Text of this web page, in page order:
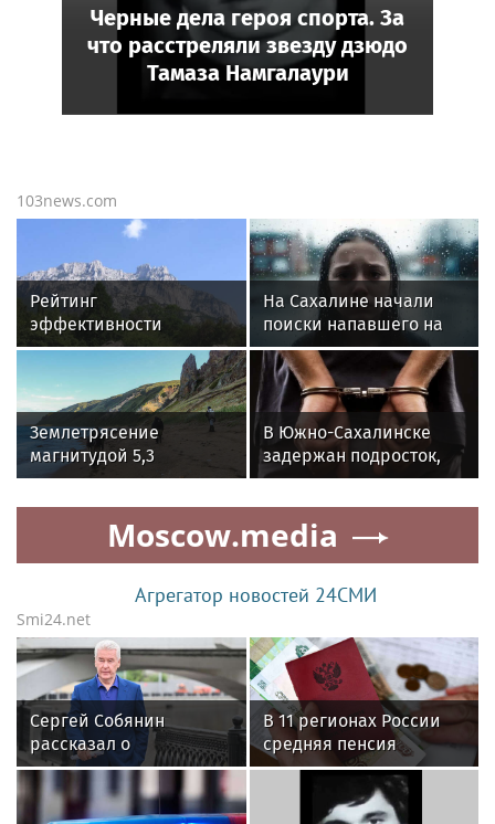
103news.com
Рейтинг
эффективности
сенаторов Совета
Федерации РФ. Итоги
весенней сессии-2026
На Сахалине начали
поиски напавшего на
школьницу
Землетрясение
магнитудой 5,3
произошло у Северных
Курил
В Южно-Сахалинске
задержан подросток,
который напал на
девочку в подъезде
Moscow.media
Агрегатор новостей 24СМИ
Smi24.net
Сергей Собянин
рассказал о
строительстве
дорожных объектов в
2026 году
В 11 регионах России
средняя пенсия
летчика-испытателя
превысила 200 тыс.
Черные дела героя спорта. За
что расстреляли звезду дзюдо
Тамаза Намгалаури